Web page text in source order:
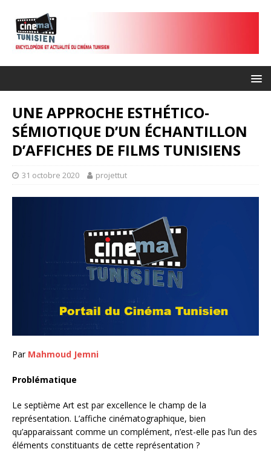
UNE APPROCHE ESTHÉTICO-
SÉMIOTIQUE D’UN ÉCHANTILLON
D’AFFICHES DE FILMS TUNISIENS
31 octobre 2020 projettut
ParMahmoud Jemni
Problématique
Le septième Art est par excellence le champ de la
représentation. L’affiche cinématographique, bien
qu’apparaissant comme un complément, n’est-elle pas l’un des
éléments constituants de cette représentation ?